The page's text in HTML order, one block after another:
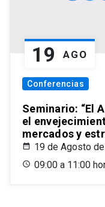
19 AGO
Conferencias
Seminario: “El
el
mercados y
19 de Agosto
09:00 a 11:00